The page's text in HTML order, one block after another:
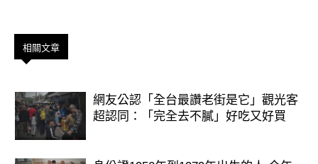
相關文章
網友公認「全台最讚老街是它」觀光客
超認同：「完全去不膩」好吃又好買